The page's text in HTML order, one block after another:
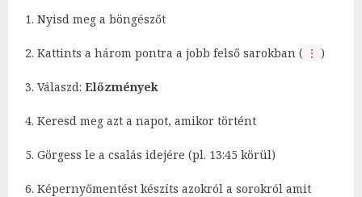
Nyisd meg a böngészőt
Kattints a három pontra a jobb felső sarokban ( ⋮ )
Válaszd: Előzmények
Keresd meg azt a napot, amikor történt
Görgess le a csalás idejére (pl. 13:45 körül)
Képernyőmentést készíts azokról a sorokról amit